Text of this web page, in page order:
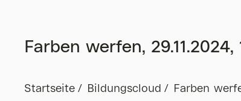
Farben werfen, 29.11.2024,
Startseite Bildungscloud Farben